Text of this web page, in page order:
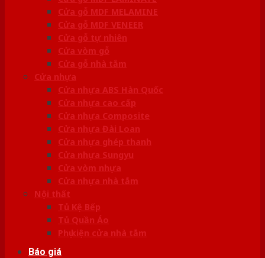
Cửa gỗ MDF MELAMINE
Cửa gỗ MDF VENEER
Cửa gỗ tự nhiên
Cửa vòm gỗ
Cửa gỗ nhà tắm
Cửa nhựa
Cửa nhựa ABS Hàn Quốc
Cửa nhựa cao cấp
Cửa nhựa Composite
Cửa nhựa Đài Loan
Cửa nhựa ghép thanh
Cửa nhựa Sungyu
Cửa vòm nhựa
Cửa nhựa nhà tắm
Nội thất
Tủ Kệ Bếp
Tủ Quần Áo
Phụ kiện cửa nhà tắm
Báo giá